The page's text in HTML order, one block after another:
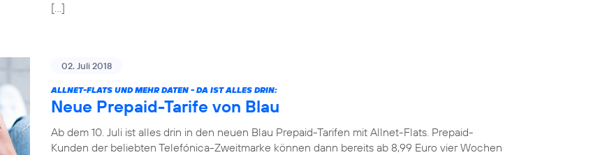
[…]
02. Juli 2018
ALLNET-FLATS UND MEHR DATEN - DA IST ALLES DRIN:
Neue Prepaid-Tarife von Blau
Ab dem 10. Juli ist alles drin in den neuen Blau Prepaid-Tarifen mit Allnet-Flats. Prepaid-
Kunden der beliebten Telefónica-Zweitmarke können dann bereits ab 8,99 Euro vier Wochen